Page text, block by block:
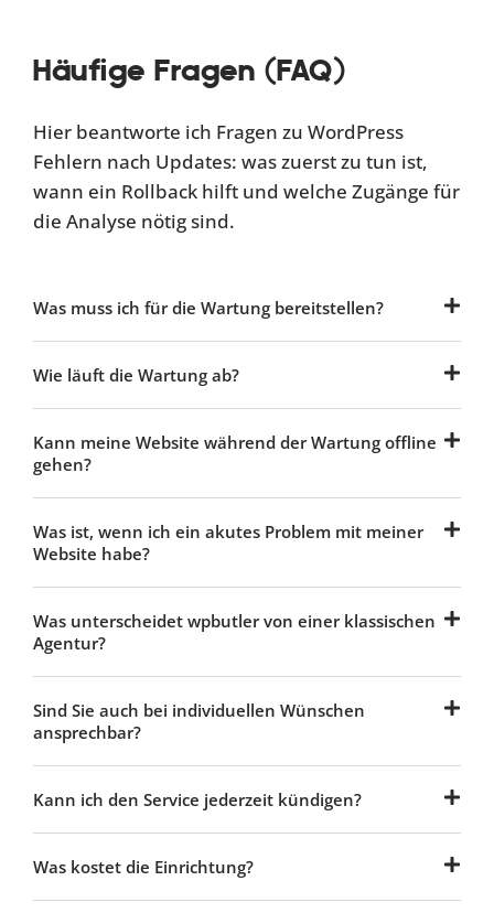
Häufige Fragen (FAQ)
Hier beantworte ich Fragen zu WordPress
Fehlern nach Updates: was zuerst zu tun ist,
wann ein Rollback hilft und welche Zugänge für
die Analyse nötig sind.
Was muss ich für die Wartung bereitstellen?
Wie läuft die Wartung ab?
Kann meine Website während der Wartung offline
gehen?
Was ist, wenn ich ein akutes Problem mit meiner
Website habe?
Was unterscheidet wpbutler von einer klassischen
Agentur?
Sind Sie auch bei individuellen Wünschen
ansprechbar?
Kann ich den Service jederzeit kündigen?
Was kostet die Einrichtung?